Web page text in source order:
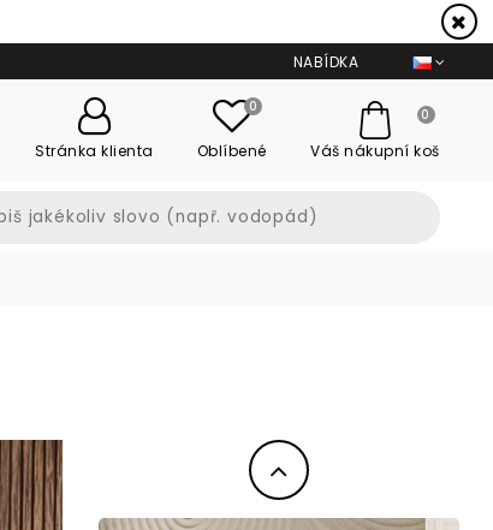
NABÍDKA
Stránka klienta
0
Oblíbené
0
Váš nákupní koš
Předchozí